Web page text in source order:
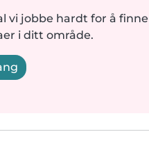
vi jobbe hardt for å finne
i ditt område.